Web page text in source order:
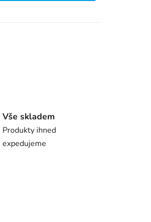
Vše skladem
Produkty ihned
expedujeme